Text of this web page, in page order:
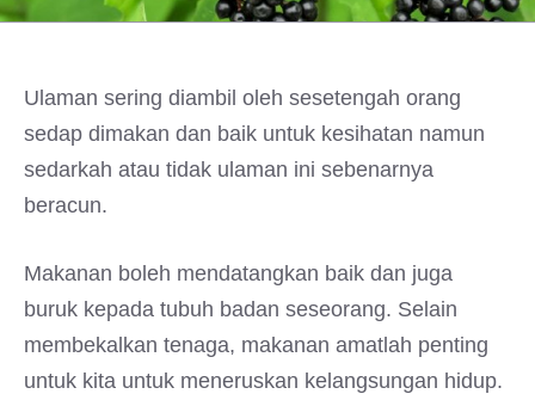
Ulaman sering diambil oleh sesetengah orang
sedap dimakan dan baik untuk kesihatan namun
sedarkah atau tidak ulaman ini sebenarnya
beracun.
Makanan boleh mendatangkan baik dan juga
buruk kepada tubuh badan seseorang. Selain
membekalkan tenaga, makanan amatlah penting
untuk kita untuk meneruskan kelangsungan hidup.